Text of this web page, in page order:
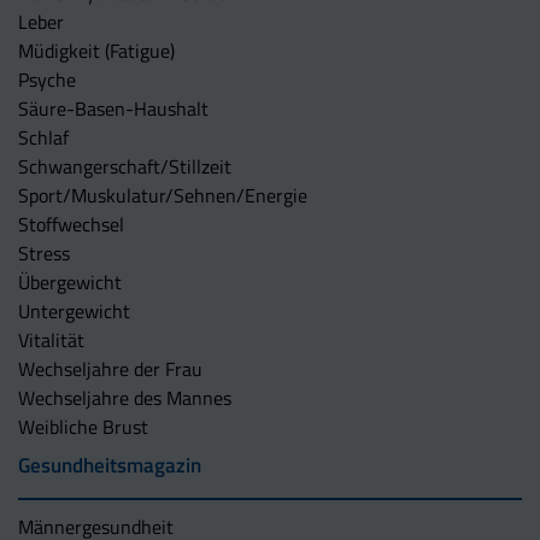
Leber
Müdigkeit (Fatigue)
Psyche
Säure-Basen-Haushalt
Schlaf
Schwangerschaft/Stillzeit
Sport/Muskulatur/Sehnen/Energie
Stoffwechsel
Stress
Übergewicht
Untergewicht
Vitalität
Wechseljahre der Frau
Wechseljahre des Mannes
Weibliche Brust
Gesundheitsmagazin
Männergesundheit